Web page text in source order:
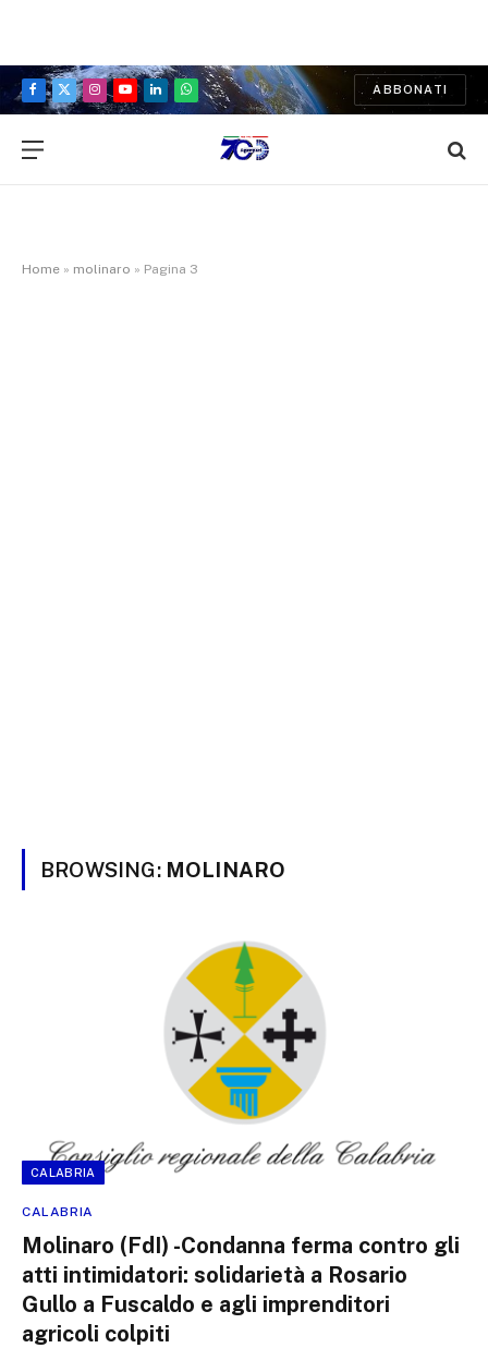
Facebook
X
Instagram
YouTubeLinkedInWhatsApp
ABBONATI
Home » molinaro » Pagina 3
BROWSING: MOLINARO
CALABRIA
CALABRIA
Molinaro (FdI) -Condanna ferma contro gli
atti intimidatori: solidarietà a Rosario
Gullo a Fuscaldo e agli imprenditori
agricoli colpiti